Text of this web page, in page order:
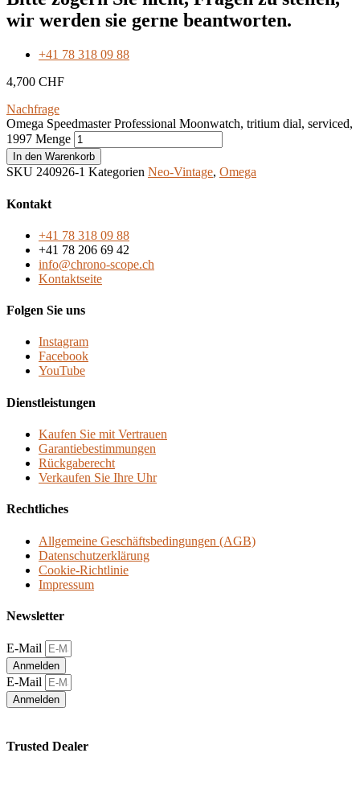
wir werden sie gerne beantworten.
+41 78 318 09 88
4,700 CHF
Nachfrage
Omega Speedmaster Professional Moonwatch, tritium dial, serviced,
1997 Menge
In den Warenkorb
SKU 240926-1 Kategorien Neo-Vintage, Omega
Kontakt
+41 78 318 09 88
+41 78 206 69 42
info@chrono-scope.ch
Kontaktseite
Folgen Sie uns
Instagram
Facebook
YouTube
Dienstleistungen
Kaufen Sie mit Vertrauen
Garantiebestimmungen
Rückgaberecht
Verkaufen Sie Ihre Uhr
Rechtliches
Allgemeine Geschäftsbedingungen (AGB)
Datenschutzerklärung
Cookie-Richtlinie
Impressum
Newsletter
E-Mail
Anmelden
E-Mail
Anmelden
Trusted Dealer